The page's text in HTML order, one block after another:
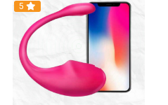
5